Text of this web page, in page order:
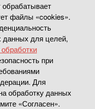
файлы «cookies».
данных для целей,
при
Для
обработку данных
«Согласен».
Gladiator
до 20 л.с.
30-40 л.с.
водометные